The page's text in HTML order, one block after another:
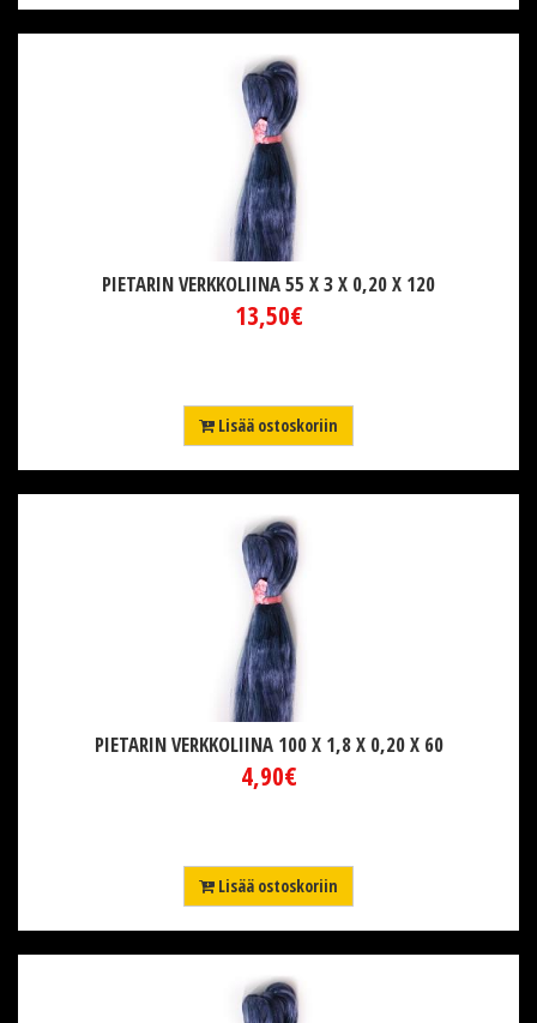
PIETARIN VERKKOLIINA 55 X 3 X 0,20 X 120
13,50€
Lisää ostoskoriin
PIETARIN VERKKOLIINA 100 X 1,8 X 0,20 X 60
4,90€
Lisää ostoskoriin